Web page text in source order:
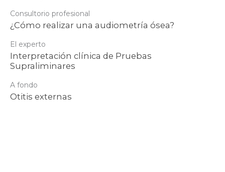
Consultorio profesional
¿Cómo realizar una audiometría ósea?
El experto
Interpretación clínica de Pruebas
Supraliminares
A fondo
Otitis externas